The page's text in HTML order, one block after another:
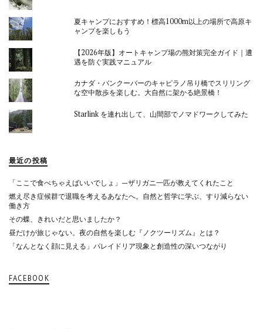
夏キャンプにおすすめ！標高1000m以上の場所で高原キ
ャンプを楽しもう
【2026年版】オートキャンプ場の熊対策完全ガイド｜遭
遇を防ぐ実践マニュアル
カナダ・バンクーバーのキャピラノ吊り橋でスリリング
な空中散歩を楽しむ。大自然に架かる絶景橋！
Starlink を連れ出して、山間部でノマドワークしてみた
最近の投稿
「ここで食べちゃえばいいでしょ」—ザリガニ一匹が教えてくれたこと
燃え尽き症候群で退職を考えるあなたへ。自然と哲学に学ぶ、すり減らない
働き方
その蝶、きれいだと思いましたか？
昼だけが旅じゃない。夜の自然を楽しむ『ノクツーリズム』とは？
「なんとなく顔に見える」パレイドリア現象と創造性の深いつながり
FACEBOOK